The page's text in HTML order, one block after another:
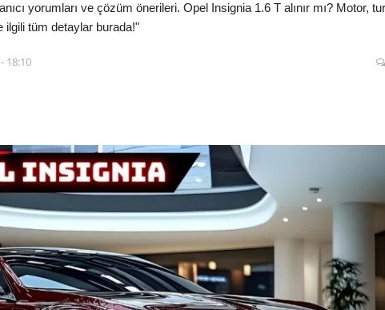
yorumları ve çözüm önerileri. Opel Insignia 1.6 T alınır mı? Motor,
ilgili tüm detaylar burada!"
18:10